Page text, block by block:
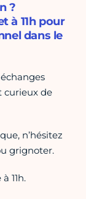
?
à 11h pour
dans le
curieux de
n’hésitez
grignoter.
11h.